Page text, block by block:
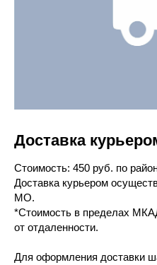
Доставка
Cтоимость: 450 руб. по
Доставка курьером
МО.
*Стоимость в пределах
от отдаленности.
Для оформления доставки